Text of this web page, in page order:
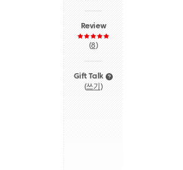
Review
(8)
Gift Talk
(쓰기 )